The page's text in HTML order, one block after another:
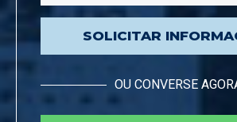
SOLICITAR
OU CONVERSE